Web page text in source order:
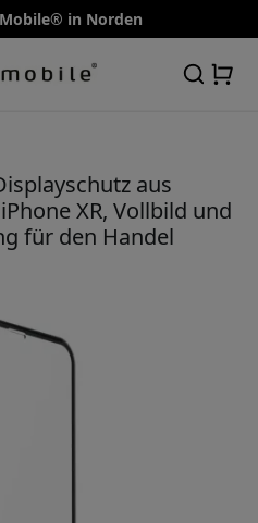
in Norden
aus
XR, Vollbild und
für den Handel